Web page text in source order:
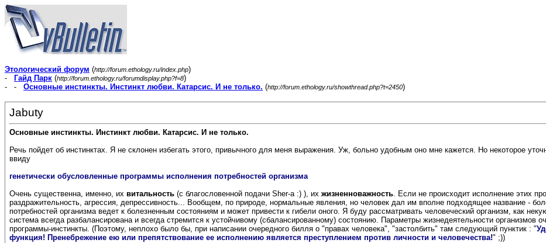
Этологический форум (http://forum.ethology.ru/index.php)
-
Гайд Парк (http://forum.ethology.ru/forumdisplay.php?f=8)
- - Основные инстинкты. Инстинкт любви. Катарсис. И не только. (http://forum.ethology.ru/showthread.php?t=2450)
Jabuty
Основные инстинкты. Инстинкт любви. Катарсис. И не только.
Речь пойдет об инстинктах. Я не склонен избегать этого, привычного для меня выражения. Уж, больно удобным оно мне кажется. Но некоторое
ввиду
генетически обусловленные программы исполнения потребностей организма
Очень существенна, именно, их витальность (с благословенной подачи Sher-а :) ), их жизненноважность. Если не происходит исполнение этих
раздражительность, агрессия, депрессивность... Вообщем, по природе, нормальные явления, но человек дал им вполне подходящее название -
потребностей организма ведет к болезненным состояниям и может привести к гибели оного. Я буду рассматривать человеческий организм, как
система всегда разбалансирована и всегда стремится к устойчивому (сбалансированному) состоянию. Параметры жизнедеятельности организмов
программы-инстинкты. (Поэтому, неплохо было бы, при написании очередного билля о "правах человека", "застолбить" там следующий пунктик : "
функция! Пренебрежение ею или препятствование ее исполнению является преступлением против личности и человечества!" ;))